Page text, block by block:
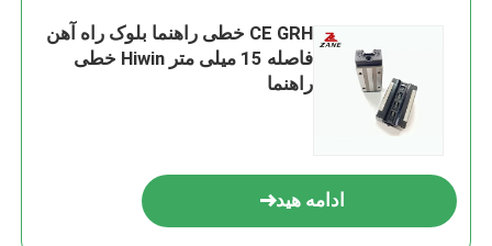
CE GRH خطی راهنما بلوک راه آهن
فاصله 15 میلی متر Hiwin خطی
راهنما
ادامه هید